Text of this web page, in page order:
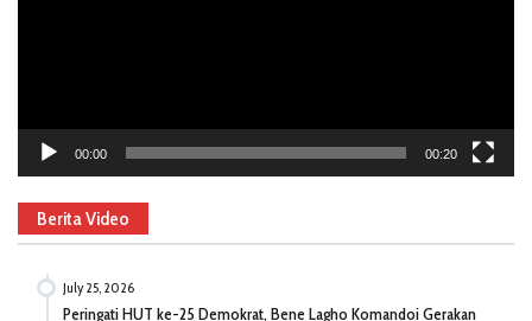
00:00 00:20
Berita Video
July 25, 2026
Peringati HUT ke-25 Demokrat, Bene Lagho Komandoi Gerakan